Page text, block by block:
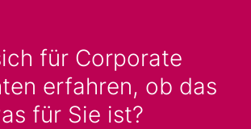
für Corporate
erfahren, ob das
für Sie ist?